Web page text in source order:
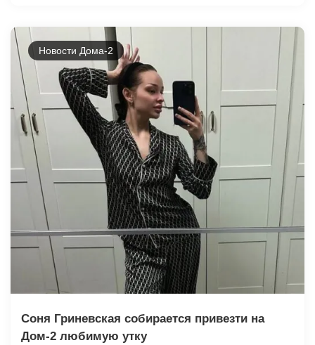
Новости Дома-2
Соня Гриневская собирается привезти на
Дом-2 любимую утку